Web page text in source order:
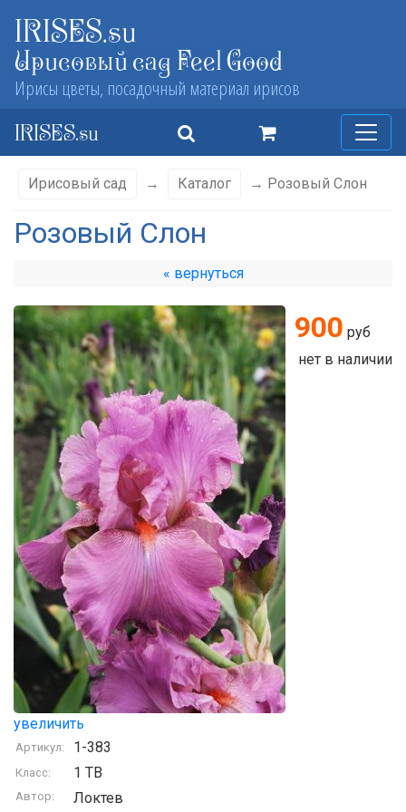
IRISES.su
Ирисовый сад Feel Good
Ирисы цветы, посадочный материал ирисов
IRISES.su
Ирисовый сад → Каталог → Розовый Слон
Розовый Слон
« вернуться
увеличить
900 руб
нет в наличии
Артикул: 1-383
Класс: 1 TB
Автор: Локтев